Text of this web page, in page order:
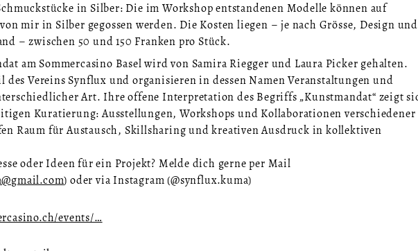
in Silber: Die im Workshop entstandenen Modelle können auf
mir in Silber gegossen werden. Die Kosten liegen – je nach Grösse, Design und
– zwischen 50 und 150 Franken pro Stück.
am Sommercasino Basel wird von Samira Riegger und Laura Picker gehalten.
des Vereins Synflux und organisieren in dessen Namen Veranstaltungen und
Art. Ihre offene Interpretation des Begriffs „Kunstmandat“ zeigt
Kuratierung: Ausstellungen, Workshops und Kollaborationen verschiedener
Raum für Austausch, Skillsharing und kreativen Ausdruck in kollektiven
oder Ideen für ein Projekt? Melde dich gerne per Mail
) oder via Instagram (@synflux.kuma)
events/…